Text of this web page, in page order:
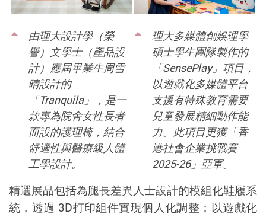
由理大設計學（榮
譽）文學士（產品設
計）應屆畢業生周雪
晴設計的
「Tranquila」，是一
款專為院舍女性長者
而設的護理椅，結合
舒適性與醫療級人體
工學設計。
理大多媒體創娛理學
碩士學生團隊製作的
「SensePlay」項目，
以遊戲化多媒體平台
支援有特殊教育需要
兒童發展精細動作能
力。此項目更獲「香
港社會企業挑戰賽
2025-26」亞軍。
精選展品包括為腿長差異人士設計的模組化鞋履系
統，透過 3D打印組件實現個人化調整；以遊戲化